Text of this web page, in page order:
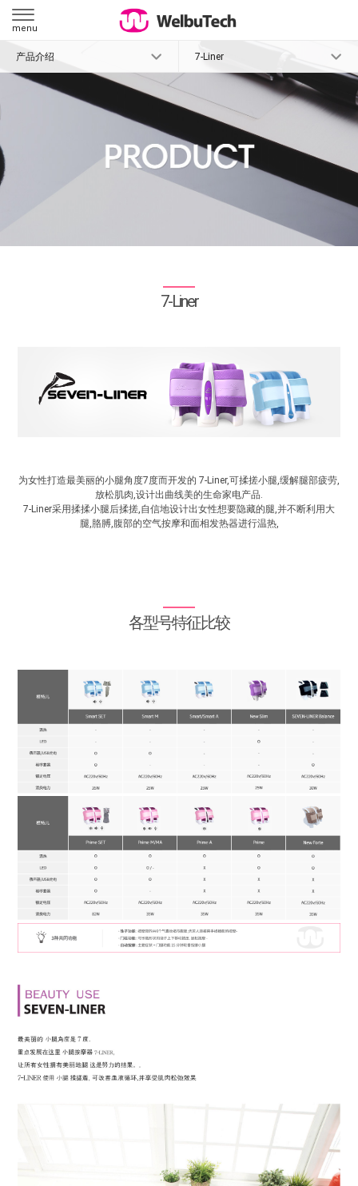
menu
产品介绍 7-Liner
7-Liner
为女性打造最美丽的小腿角度7度而开发的 7-Liner,可揉搓小腿,缓解腿部疲劳,
放松肌肉,设计出曲线美的生命家电产品.
7-Liner采用揉揉小腿后揉搓,自信地设计出女性想要隐藏的腿,并不断利用大
腿,胳膊,腹部的空气按摩和面相发热器进行温热,
各型号特征比较